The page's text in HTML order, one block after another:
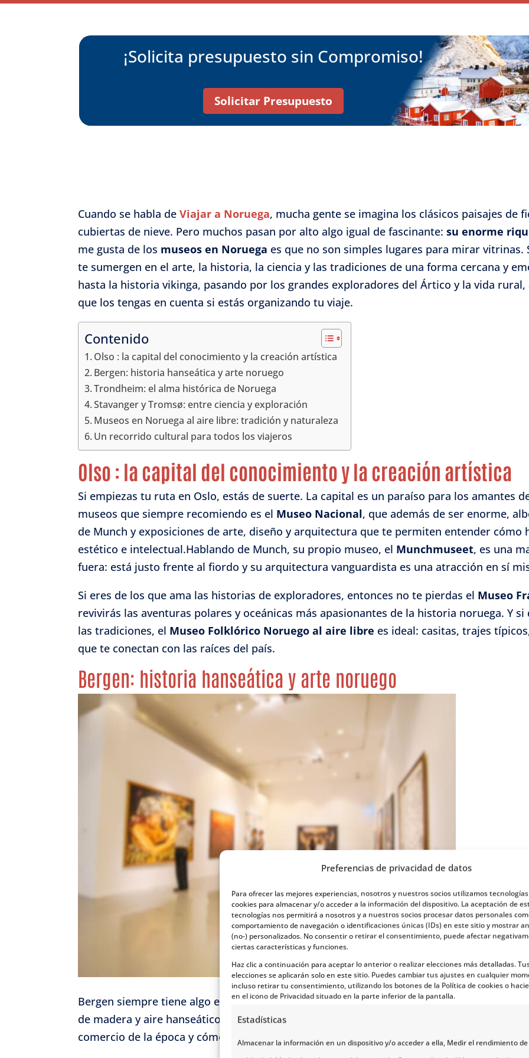
Preferencias de privacidad de datos
Para ofrecer las mejores experiencias, nosotros y nuestros socios utilizamos
cookies para almacenar y/o acceder a la información del dispositivo. La aceptación de
tecnologías nos permitirá a nosotros y a nuestros socios procesar datos personales
comportamiento de navegación o identificaciones únicas (IDs) en este sitio y mostrar
(no-) personalizados. No consentir o retirar el consentimiento, puede afectar
ciertas características y funciones.
Haz clic a continuación para aceptar lo anterior o realizar elecciones más detalladas.
elecciones se aplicarán solo en este sitio. Puedes cambiar tus ajustes en cualquier
incluso retirar tu consentimiento, utilizando los botones de la Política de cookies o
en el icono de Privacidad situado en la parte inferior de la pantalla.
Estadísticas
Almacenar la información en un dispositivo y/o acceder a ella, Medir el rendimiento
¡Solicita presupuesto sin Compromiso!
Solicitar Presupuesto
Cuando se habla de Viajar a Noruega, mucha gente se imagina los clásicos paisajes de
cubiertas de nieve. Pero muchos pasan por alto algo igual de fascinante: su enorme
me gusta de los museos en Noruega es que no son simples lugares para mirar vitrinas.
te sumergen en el arte, la historia, la ciencia y las tradiciones de una forma cercana y
hasta la historia vikinga, pasando por los grandes exploradores del Ártico y la vida
que los tengas en cuenta si estás organizando tu viaje.
Contenido
Olso : la capital del conocimiento y la creación artística
Bergen: historia hanseática y arte noruego
Trondheim: el alma histórica de Noruega
Stavanger y Tromsø: entre ciencia y exploración
Museos en Noruega al aire libre: tradición y naturaleza
Un recorrido cultural para todos los viajeros
Olso : la capital del conocimiento y la creación artística
Si empiezas tu ruta en Oslo, estás de suerte. La capital es un paraíso para los amantes
museos que siempre recomiendo es el Museo Nacional, que además de ser enorme,
de Munch y exposiciones de arte, diseño y arquitectura que te permiten entender cómo
estético e intelectual.Hablando de Munch, su propio museo, el Munchmuseet, es una
fuera: está justo frente al fiordo y su arquitectura vanguardista es una atracción en sí
Si eres de los que ama las historias de exploradores, entonces no te pierdas el Museo
revivirás las aventuras polares y oceánicas más apasionantes de la historia noruega. Y
las tradiciones, el Museo Folklórico Noruego al aire libre es ideal: casitas, trajes
que te conectan con las raíces del país.
Bergen: historia hanseática y arte noruego
Bergen siempre tiene algo especial, quizá por su mezcla de fiordos y atmósfera
de madera y aire hanseático, es una parada obligatoria. Allí se encuentra el
comercio de la época y cómo se vivía en los siglos pasados.